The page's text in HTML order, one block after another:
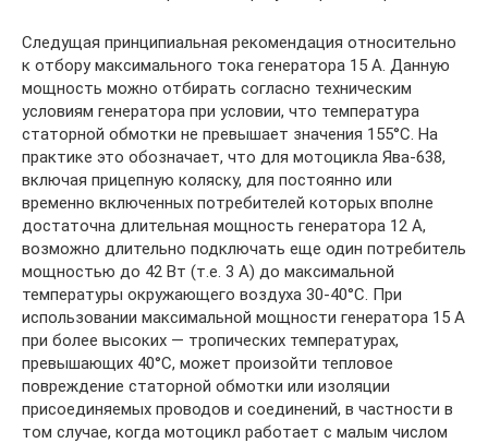
Следущая принципиальная рекомендация относительно
к отбору максимального тока генератора 15 А. Данную
мощность можно отбирать согласно техническим
условиям генератора при условии, что температура
статорной обмотки не превышает значения 155°С. На
практике это обозначает, что для мотоцикла Ява-638,
включая прицепную коляску, для постоянно или
временно включенных потребителей которых вполне
достаточна длительная мощность генератора 12 А,
возможно длительно подключать еще один потребитель
мощностью до 42 Вт (т.е. 3 А) до максимальной
температуры окружающего воздуха 30-40°С. При
использовании максимальной мощности генератора 15 А
при более высоких — тропических температурах,
превышающих 40°С, может произойти тепловое
повреждение статорной обмотки или изоляции
присоединяемых проводов и соединений, в частности в
том случае, когда мотоцикл работает с малым числом